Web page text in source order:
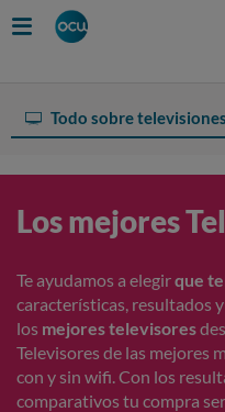
Todo sobre televisiones
Los mejores
Te ayudamos a elegirque
características, resultados
los mejores televisores
Televisores de las mejores
con y sin wifi. Con los
comparativos tu compra